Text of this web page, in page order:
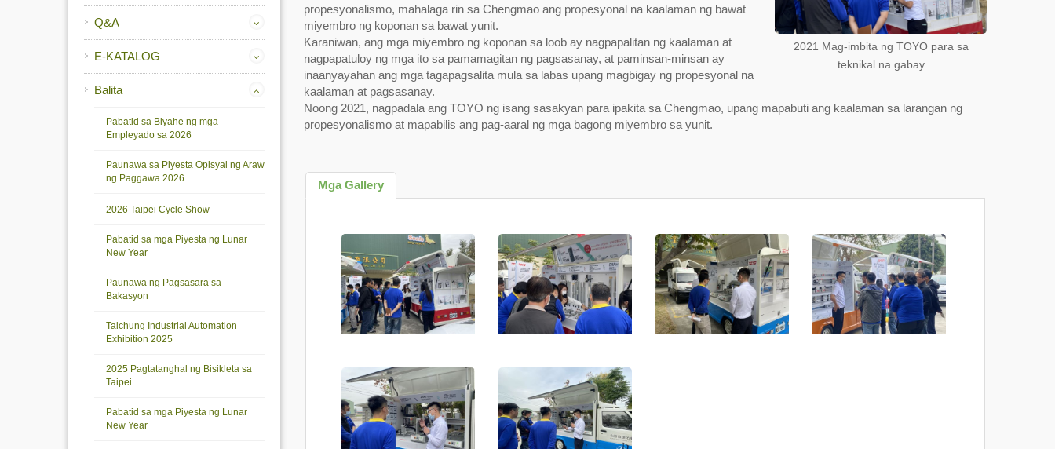
Q&A
E-KATALOG
Balita
Pabatid sa Biyahe ng mga
Empleyado sa 2026
Paunawa sa Piyesta Opisyal ng Araw
ng Paggawa 2026
2026 Taipei Cycle Show
Pabatid sa mga Piyesta ng Lunar
New Year
Paunawa ng Pagsasara sa
Bakasyon
Taichung Industrial Automation
Exhibition 2025
2025 Pagtatanghal ng Bisikleta sa
Taipei
Pabatid sa mga Piyesta ng Lunar
New Year
2021 Mag-imbita ng TOYO para sa
teknikal na gabay
propesyonalismo, mahalaga rin sa Chengmao ang propesyonal na kaalaman ng bawat
miyembro ng koponan sa bawat yunit.
Karaniwan, ang mga miyembro ng koponan sa loob ay nagpapalitan ng kaalaman at
nagpapatuloy ng mga ito sa pamamagitan ng pagsasanay, at paminsan-minsan ay
inaanyayahan ang mga tagapagsalita mula sa labas upang magbigay ng propesyonal na
kaalaman at pagsasanay.
Noong 2021, nagpadala ang TOYO ng isang sasakyan para ipakita sa Chengmao, upang mapabuti ang kaalaman sa larangan ng
propesyonalismo at mapabilis ang pag-aaral ng mga bagong miyembro sa yunit.
Mga Gallery